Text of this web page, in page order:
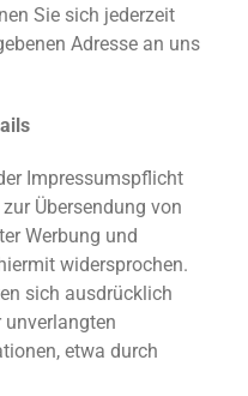
Sie sich jederzeit
Adresse an uns
Impressumspflicht
Übersendung von
Werbung und
widersprochen.
sich ausdrücklich
unverlangten
etwa durch